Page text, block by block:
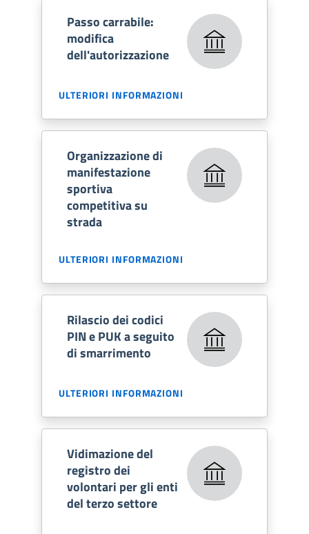
Passo carrabile:
modifica
dell'autorizzazione
ULTERIORI INFORMAZIONI
Organizzazione di
manifestazione
sportiva
competitiva su
strada
ULTERIORI INFORMAZIONI
Rilascio dei codici
PIN e PUK a seguito
di smarrimento
ULTERIORI INFORMAZIONI
Vidimazione del
registro dei
volontari per gli enti
del terzo settore